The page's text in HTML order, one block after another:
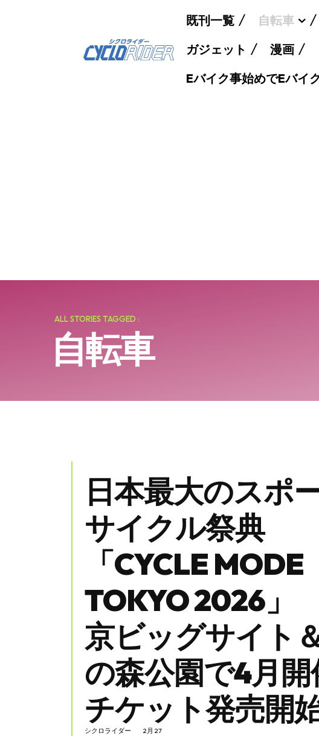
既刊一覧 自転車
ガジェット
漫画
Eバイク事始めでEバイ
ALL STORIES TAGGED :
自転車
日本最大のスポ
サイクル祭典
「CYCLE MODE
TOKYO 2026
京ビッグサイト
の森公園で4月開
チケット発売開
シクロライダー 2月 27